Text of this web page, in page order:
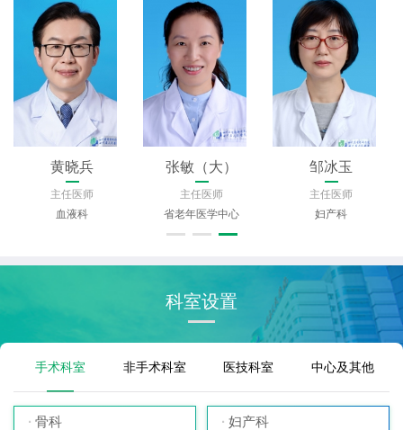
黄晓兵
主任医师
血液科
张敏（大）
主任医师
省老年医学中心
邹冰玉
主任医师
妇产科
科室设置
手术科室 非手术科室 医技科室 中心及其他
骨科 妇产科